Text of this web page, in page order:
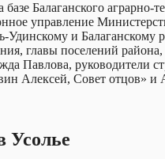
Балаганского
управление
Удинскому и
главы поселений
Павлова,
Алексей, Совет отцов»
Усолье